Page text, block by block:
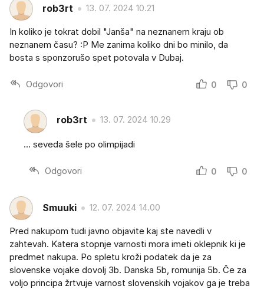
rob3rt 13. 07. 2024 10.21
In koliko je tokrat dobil "Janša" na neznanem kraju ob
neznanem času? :P Me zanima koliko dni bo minilo, da
bosta s sponzorušo spet potovala v Dubaj.
Odgovori 0 0
rob3rt 13. 07. 2024 10.29
... seveda šele po olimpijadi
Odgovori 0 0
Smuuki 12. 07. 2024 14.00
Pred nakupom tudi javno objavite kaj ste navedli v
zahtevah. Katera stopnje varnosti mora imeti oklepnik ki je
predmet nakupa. Po spletu kroži podatek da je za
slovenske vojake dovolj 3b. Danska 5b, romunija 5b. Če za
voljo principa žrtvuje varnost slovenskih vojakov ga je treba